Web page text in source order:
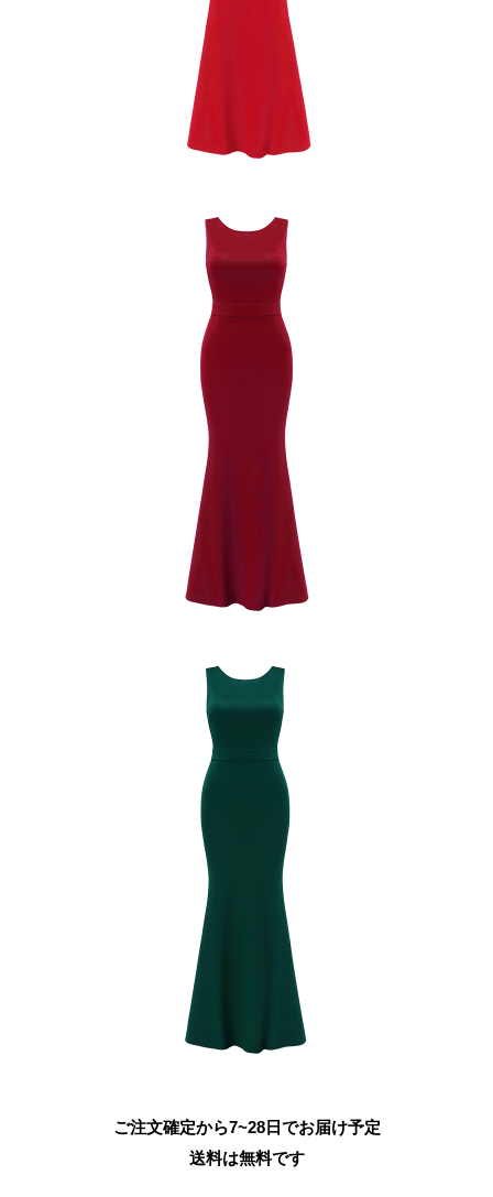
ご注文確定から7~28日でお届け予定
送料は無料です